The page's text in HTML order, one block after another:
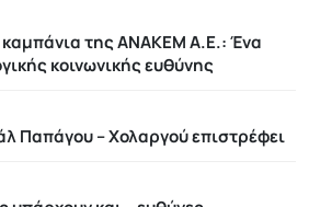
της ΑΝΑΚΕΜ Α.Ε.: Ένα
κοινωνικής ευθύνης
Παπάγου – Χολαργού επιστρέφει